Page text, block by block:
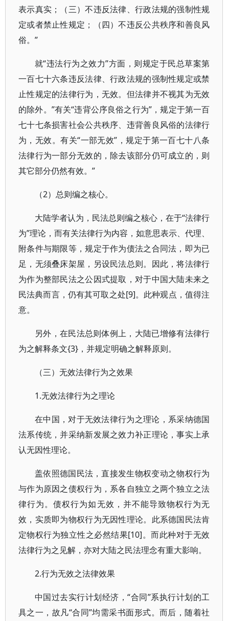
表示真实；（三）不违反法律、行政法规的强制性规
定或者禁止性规定；（四）不违反公共秩序和善良风
俗。”
就“违法行为之效力”方面，则规定于民总草案第
一百七十六条违反法律、行政法规的强制性规定或禁
止性规定的法律行为，无效。但法律并不视其为无效
的除外。”有关“违背公序良俗之行为”，规定于第一百
七十七条损害社会公共秩序、违背善良风俗的法律行
为，无效。有关“一部无效”，规定于第一百七十八条
法律行为一部分无效的，除去该部分仍可成立的，则
其它部分仍然有效。”
（2）总则编之核心。
大陆学者认为，民法总则编之核心，在于“法律行
为”理论，而有关法律行为内容，如意思表示、代理、
附条件与期限等，规定于作为债法之合同法，即为已
足，无须叠床架屋，另设民法总则。因此，将法律行
为作为整部民法之公因式提取，对于中国大陆未来之
民法典而言，仍有其可取之处[9]。此种观点，值得注
意。
另外，在民法总则体例上，大陆已增修有法律行
为之解释条文{3}，并规定明确之解释原则。
（三）无效法律行为之效果
1.无效法律行为之理论
在中国，对于无效法律行为之理论，系采纳德国
法系传统，并采纳新发展之效力补正理论，事实上承
认无因性理论。
盖依照德国民法，直接发生物权变动之物权行为
与作为原因之债权行为，系各自独立之两个独立之法
律行为。债权行为如无效，并不能导致物权行为无
效，实质即为物权行为无因性理论。此系德国民法肯
定物权行为独立性之必然结果[10]。而此种对于无效
法律行为之见解，亦对大陆之民法理念有重大影响。
2.行为无效之法律效果
中国过去实行计划经济，“合同”系执行计划的工
具之一，故凡“合同”均需采书面形式。而后，随着社